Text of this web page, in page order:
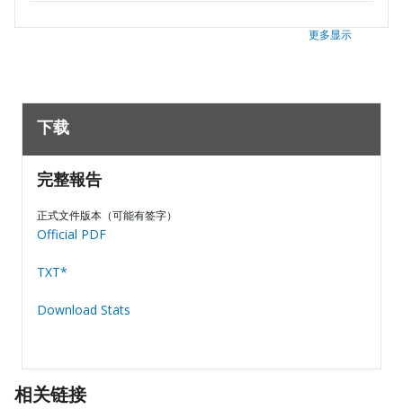
更多显示
下载
完整報告
正式文件版本（可能有签字）
Official PDF
TXT*
Download Stats
相关链接